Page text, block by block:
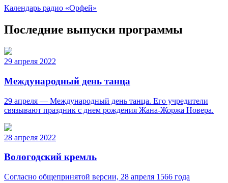
Календарь радио «Орфей»
Последние выпуски программы
29 апреля 2022
Международный день танца
29 апреля — Международный день танца. Его учредители
связывают праздник с днем рождения Жана-Жоржа Новера.
28 апреля 2022
Вологодский кремль
Согласно общепринятой версии, 28 апреля 1566 года